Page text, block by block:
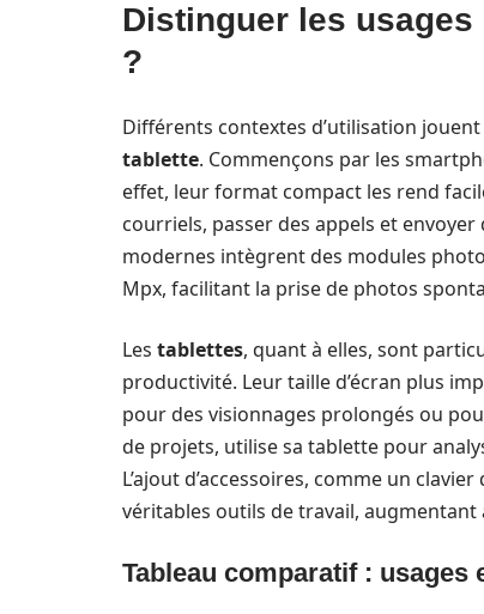
Distinguer les
?
Différents contextes d’utilisation
tablette. Commençons par les
effet, leur format compact les rend
courriels, passer des appels et
modernes intègrent des modules
Mpx, facilitant la prise de photos
Les tablettes, quant à elles, sont
productivité. Leur taille d’écran plus
pour des visionnages prolongés ou
de projets, utilise sa tablette pour
L’ajout d’accessoires, comme un
véritables outils de travail, augmentant
Tableau comparatif : usages